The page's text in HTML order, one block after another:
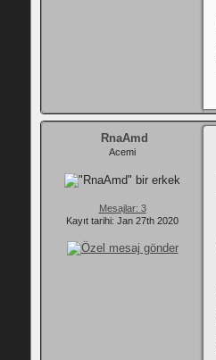
RnaAmd
Acemi
Mesajlar: 3
Kayıt tarihi: Jan 27th 2020